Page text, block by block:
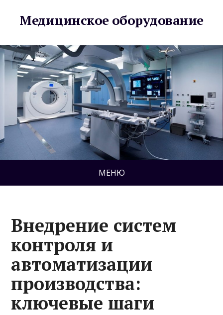
Медицинское оборудование
МЕНЮ
Внедрение систем
контроля и
автоматизации
производства:
ключевые шаги